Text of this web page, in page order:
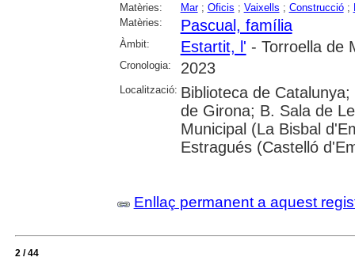
Matèries: Mar; Oficis ; Vaixells ; Construcció;
Matèries:
Pascual, família
Àmbit: Estartit, l' - Torroella de
Cronologia: 2023
Localització: Biblioteca de
de Girona; B. Sala de
Municipal (La Bisbal
Estragués (Castelló
Enllaç permanent a aquest
2 / 44